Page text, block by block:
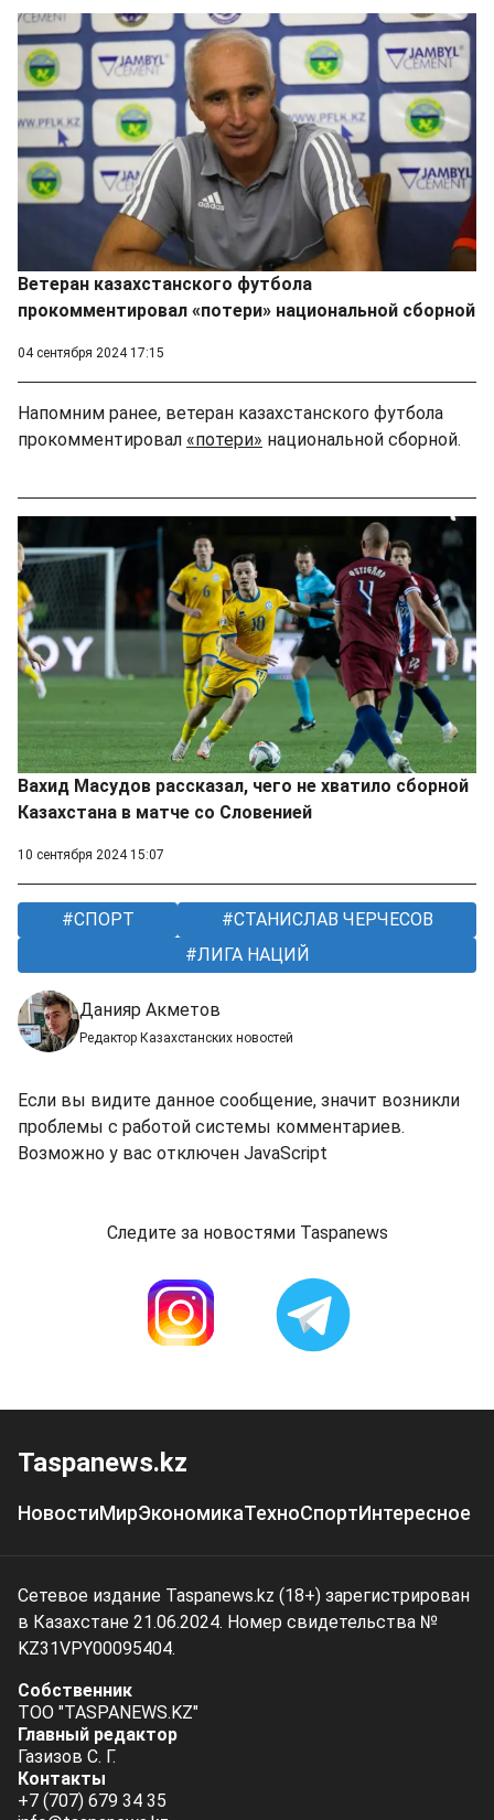
Ветеран казахстанского футбола
прокомментировал «потери» национальной сборной
04 сентября 2024 17:15
Напомним ранее, ветеран казахстанского футбола
прокомментировал «потери» национальной сборной.
Вахид Масудов рассказал, чего не хватило сборной
Казахстана в матче со Словенией
10 сентября 2024 15:07
СПОРТ
СТАНИСЛАВ ЧЕРЧЕСОВ
ЛИГА НАЦИЙ
Данияр Акметов
Редактор Казахстанских новостей
Если вы видите данное сообщение, значит возникли
проблемы с работой системы комментариев.
Возможно у вас отключен JavaScript
Следите за новостями Taspanews
Taspanews.kz
НовостиМирЭкономикаТехноСпортИнтересное
Сетевое издание Taspanews.kz (18+) зарегистрирован
в Казахстане 21.06.2024. Номер свидетельства №
KZ31VPY00095404.
Собственник
ТОО "TASPANEWS.KZ"
Главный редактор
Газизов С. Г.
Контакты
+7 (707) 679 34 35